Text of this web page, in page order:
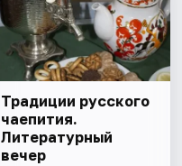
Традиции русского
чаепития.
Литературный
вечер